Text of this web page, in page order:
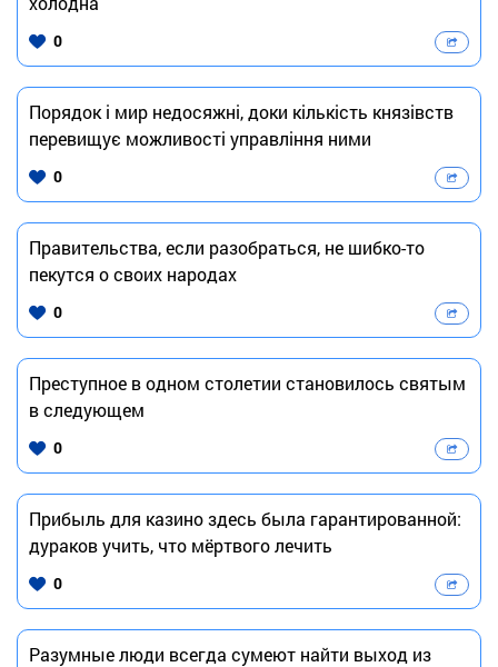
0
Порядок і мир недосяжні, доки кількість князівств
перевищує можливості управління ними
0
Правительства, если разобраться, не шибко-то
пекутся о своих народах
0
Преступное в одном столетии становилось святым
в следующем
0
Прибыль для казино здесь была гарантированной:
дураков учить, что мёртвого лечить
0
Разумные люди всегда сумеют найти выход из